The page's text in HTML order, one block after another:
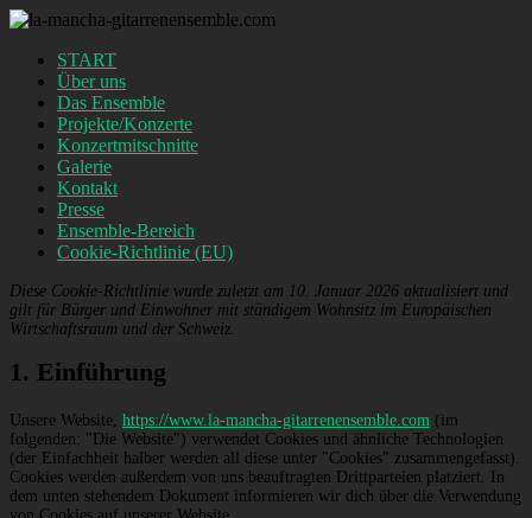
Zum
springen
mancha-
gitarrenensemble.com
Menü
START
Über uns
Das Ensemble
Projekte/Konzerte
Konzertmitschnitte
Galerie
Kontakt
Presse
Ensemble-Bereich
Cookie-Richtlinie (EU)
Diese Cookie-Richtlinie wurde zuletzt am 10. Januar 2026 aktualisiert und
gilt für Bürger und Einwohner mit ständigem Wohnsitz im Europäischen
Wirtschaftsraum und der Schweiz.
1. Einführung
Unsere Website, https://www.la-mancha-gitarrenensemble.com (im
folgenden: "Die Website") verwendet Cookies und ähnliche Technologien
(der Einfachheit halber werden all diese unter "Cookies" zusammengefasst).
Cookies werden außerdem von uns beauftragten Drittparteien platziert. In
dem unten stehendem Dokument informieren wir dich über die Verwendung